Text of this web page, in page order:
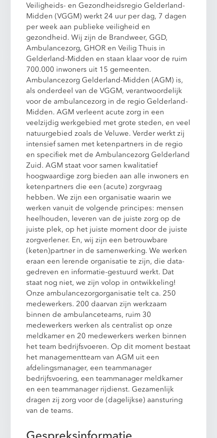
Veiligheids- en Gezondheidsregio Gelderland-
Midden (VGGM) werkt 24 uur per dag, 7 dagen
per week aan publieke veiligheid en
gezondheid. Wij zijn de Brandweer, GGD,
Ambulancezorg, GHOR en Veilig Thuis in
Gelderland-Midden en staan klaar voor de ruim
700.000 inwoners uit 15 gemeenten.
Ambulancezorg Gelderland-Midden (AGM) is,
als onderdeel van de VGGM, verantwoordelijk
voor de ambulancezorg in de regio Gelderland-
Midden. AGM verleent acute zorg in een
veelzijdig werkgebied met grote steden, en veel
natuurgebied zoals de Veluwe. Verder werkt zij
intensief samen met ketenpartners in de regio
en specifiek met de Ambulancezorg Gelderland
Zuid. AGM staat voor samen kwalitatief
hoogwaardige zorg bieden aan alle inwoners en
ketenpartners die een (acute) zorgvraag
hebben. We zijn een organisatie waarin we
werken vanuit de volgende principes: mensen
heelhouden, leveren van de juiste zorg op de
juiste plek, op het juiste moment door de juiste
zorgverlener. En, wij zijn een betrouwbare
(keten)partner in de samenwerking. We werken
eraan een lerende organisatie te zijn, die data-
gedreven en informatie-gestuurd werkt. Dat
staat nog niet, we zijn volop in ontwikkeling!
Onze ambulancezorgorganisatie telt ca. 250
medewerkers. 200 daarvan zijn werkzaam
binnen de ambulanceteams, ruim 30
medewerkers werken als centralist op onze
meldkamer en 20 medewerkers werken binnen
het team bedrijfsvoeren. Op dit moment bestaat
het managementteam van AGM uit een
afdelingsmanager, een teammanager
bedrijfsvoering, een teammanager meldkamer
en een teammanager rijdienst. Gezamenlijk
dragen zij zorg voor de (dagelijkse) aansturing
van de teams.